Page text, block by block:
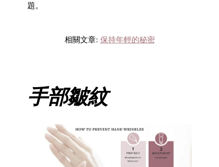
題。
相關文章: 保持年輕的秘密
手部皺紋